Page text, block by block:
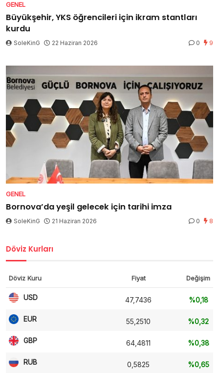
GENEL
Büyükşehir, YKS öğrencileri için ikram stantları
kurdu
SoleKinG 22 Haziran 2026 0 9
GENEL
Bornova’da yeşil gelecek için tarihi imza
SoleKinG 21 Haziran 2026 0 8
Döviz Kurları
Döviz Kuru Fiyat Değişim
USD 47,7436 %0,18
EUR 55,2510 %0,32
GBP 64,4811 %0,38
RUB 0,5825 %0,65